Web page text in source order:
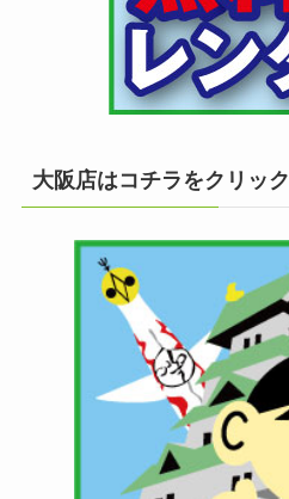
大阪店はコチラをクリック